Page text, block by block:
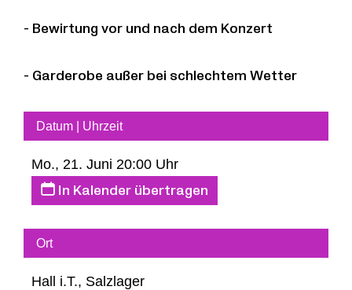
Konstantin Krimmel – Bariton
Ammiel Bushakevitz – Klavier
- Bewirtung vor und nach dem Konzert
- Garderobe außer bei schlechtem Wetter
Datum | Uhrzeit
Mo., 21. Juni 20:00 Uhr
In Kalender übertragen
Ort
Hall i.T., Salzlager